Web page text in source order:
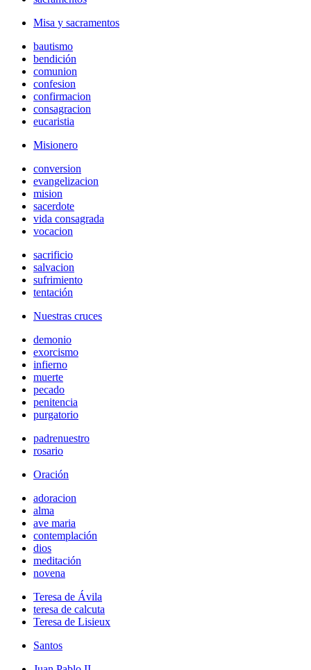
Misa y sacramentos
bautismo
bendición
comunion
confesion
confirmacion
consagracion
eucaristia
Misionero
conversion
evangelizacion
mision
sacerdote
vida consagrada
vocacion
sacrificio
salvacion
sufrimiento
tentación
Nuestras cruces
demonio
exorcismo
infierno
muerte
pecado
penitencia
purgatorio
padrenuestro
rosario
Oración
adoracion
alma
ave maria
contemplación
dios
meditación
novena
Teresa de Ávila
teresa de calcuta
Teresa de Lisieux
Santos